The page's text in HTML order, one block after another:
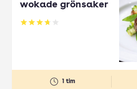
wokade grönsaker
Betyg: 3.76 av 5
1 tim